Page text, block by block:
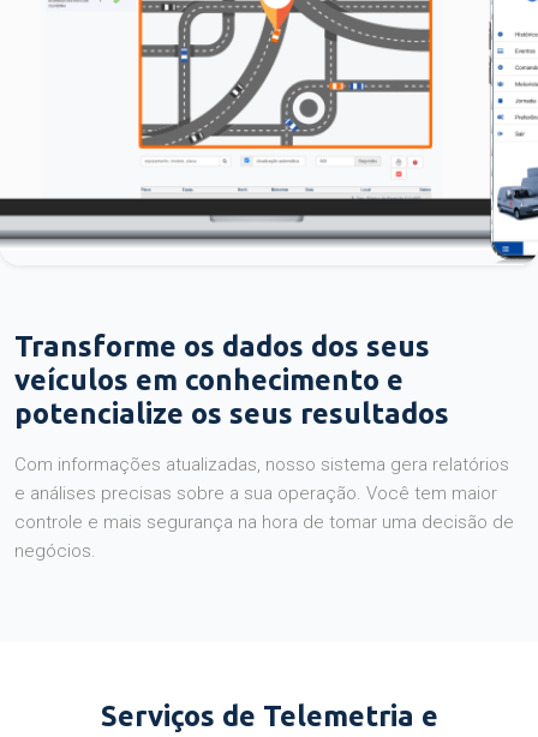
Transforme os dados dos seus
veículos em conhecimento e
potencialize os seus resultados
Com informações atualizadas, nosso sistema gera relatórios
e análises precisas sobre a sua operação. Você tem maior
controle e mais segurança na hora de tomar uma decisão de
negócios.
Serviços de Telemetria e